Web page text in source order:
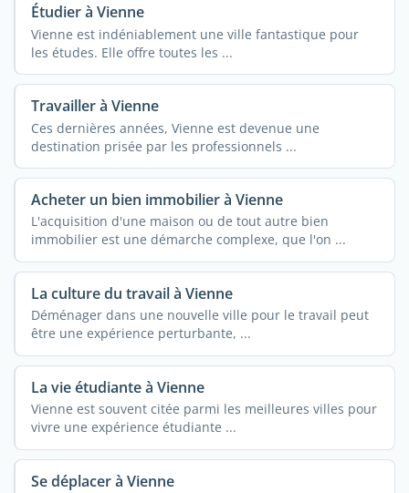
Étudier à Vienne
Vienne est indéniablement une ville fantastique pour
les études. Elle offre toutes les ...
Travailler à Vienne
Ces dernières années, Vienne est devenue une
destination prisée par les professionnels ...
Acheter un bien immobilier à Vienne
L'acquisition d'une maison ou de tout autre bien
immobilier est une démarche complexe, que l'on ...
La culture du travail à Vienne
Déménager dans une nouvelle ville pour le travail peut
être une expérience perturbante, ...
La vie étudiante à Vienne
Vienne est souvent citée parmi les meilleures villes pour
vivre une expérience étudiante ...
Se déplacer à Vienne